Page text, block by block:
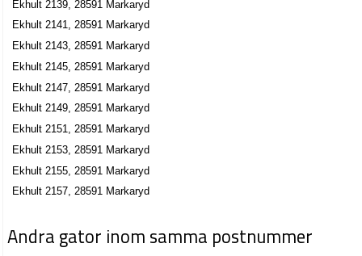
Ekhult 2139, 28591 Markaryd
Ekhult 2141, 28591 Markaryd
Ekhult 2143, 28591 Markaryd
Ekhult 2145, 28591 Markaryd
Ekhult 2147, 28591 Markaryd
Ekhult 2149, 28591 Markaryd
Ekhult 2151, 28591 Markaryd
Ekhult 2153, 28591 Markaryd
Ekhult 2155, 28591 Markaryd
Ekhult 2157, 28591 Markaryd
Andra gator inom samma postnummer